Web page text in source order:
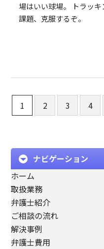
場はいい球場。 トラッ
課題、克服するぞ。
1 2 3 4
ナビゲーション
ホーム
取扱業務
弁護士紹介
ご相談の流れ
解決事例
弁護士費用